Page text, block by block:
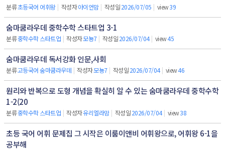
분류초등국어 어휘왕 | 작성자아이언맘 | 작성일2026/07/05 | view39
숨마쿰라우데 중학수학 스타트업 3-1
분류중학수학 스타트업 | 작성자모뇽7 | 작성일2026/07/04 | view45
숨마쿰라우데 독서강화 인문,사회
분류고등국어 숨마쿰라우데 | 작성자모뇽7 | 작성일2026/07/04 | view46
원리와 반복으로 도형 개념을 확실히 알 수 있는 숨마쿰라우데 중학수학
1-2(20
분류중학수학 스타트업 | 작성자유리엘라맘 | 작성일2026/07/04 | view38
초등 국어 어휘 문제집 그 시작은 이룸이앤비 어휘왕으로, 어휘왕 6-1을
공부해